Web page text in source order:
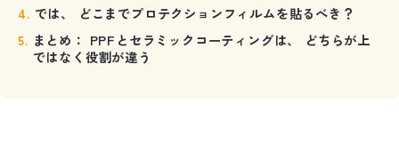
では、 どこまでプロテクションフィルムを貼るべき？
まとめ： PPFとセラミックコーティングは、 どちらが上
ではなく役割が違う